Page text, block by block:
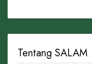
Tentang SALAM